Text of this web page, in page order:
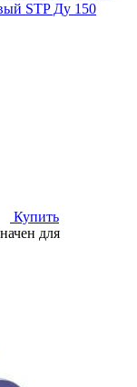
STP Ду 150
Купить
для